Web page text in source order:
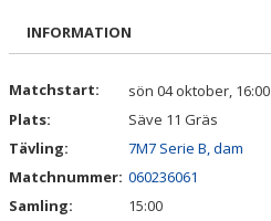
DOKUMENT
INFORMATION
Matchstart:
sön 04 oktober, 16:00
Plats:
Säve 11 Gräs
Tävling:
7M7 Serie B, dam
Matchnummer: 060236061
Samling:
15:00